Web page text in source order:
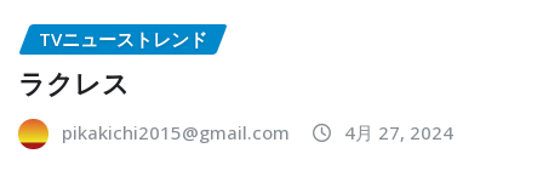
TVニューストレンド
ラクレス
pikakichi2015@gmail.com 4月 27, 2024